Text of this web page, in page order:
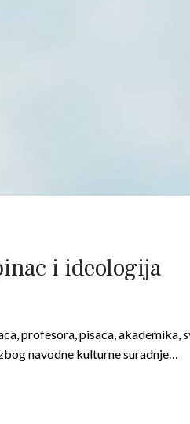
i ideologija
profesora, pisaca, akademika,
navodne kulturne suradnje…